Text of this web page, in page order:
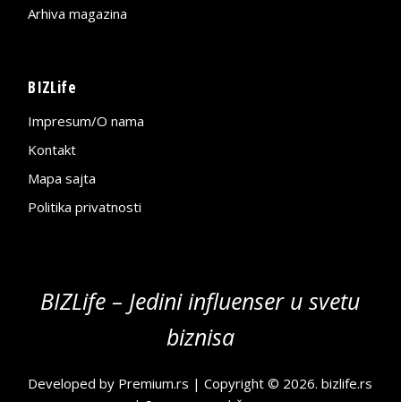
Arhiva magazina
BIZLife
Impresum/O nama
Kontakt
Mapa sajta
Politika privatnosti
BIZLife – Jedini influenser u svetu
biznisa
Developed by Premium.rs | Copyright © 2026.bizlife.rs